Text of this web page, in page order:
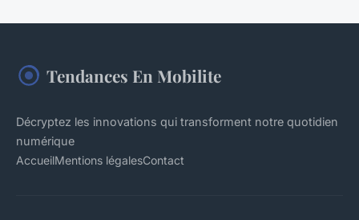
Tendances En Mobilite
Décryptez les innovations qui transforment notre quotidien
numérique
AccueilMentions légalesContact